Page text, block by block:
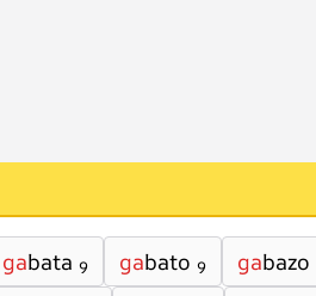
gabata 9 gabato 9 gabazo